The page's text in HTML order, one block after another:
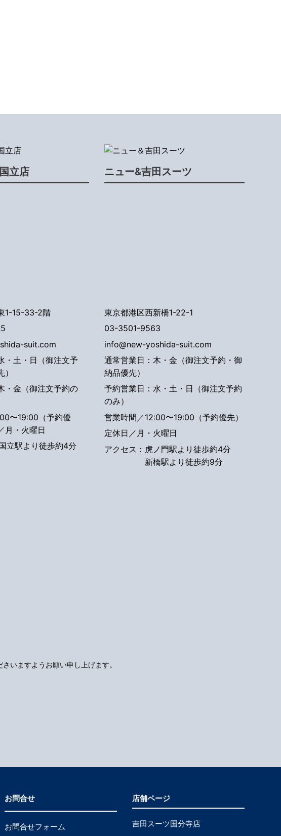
立店
1-15-33-2階
suit.com
・土・日（御注文予
・金（御注文予約の
〜19:00（予約優
月・火曜日
立駅より徒歩約4分
ニュー&吉田スーツ
東京都港区西新橋1-22-1
03-3501-9563
info@new-yoshida-suit.com
通常営業日：木・金（御注文予約・御
納品優先）
予約営業日：水・土・日（御注文予約
のみ）
営業時間／12:00〜19:00（予約優先）
定休日／月・火曜日
アクセス： 虎ノ門駅より徒歩約4分
新橋駅より徒歩約9分
いますようお願い申し上げます。
お問合せ
お問合せフォーム
店舗ページ
吉田スーツ国分寺店